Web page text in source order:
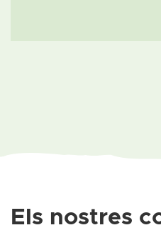
Els nostres